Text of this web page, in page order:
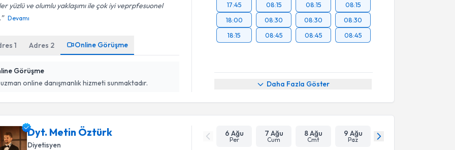
yüzlü ve olumlu yaklaşımı ile çok iyi veprpfesuonel
Devamı
1 Adres 2 Online Görüşme
Görüşme
online danışmanlık hizmeti sunmaktadır.
17:45
18:00
18:15
08:15
08:30
08:45
08:15
08:30
08:45
08:15
08:30
08:45
Daha Fazla Göster
Dyt. Metin Öztürk
Diyetisyen
6 Ağu
Per
7 Ağu
Cum
8 Ağu
Cmt
9 Ağu
Paz